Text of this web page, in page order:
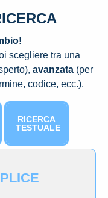
scegliere tra una
avanzata (per
codice, ecc.).
RICERCA
TESTUALE